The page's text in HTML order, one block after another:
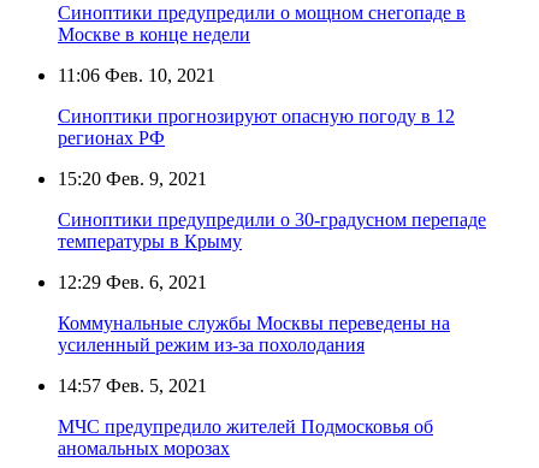
Синоптики предупредили о мощном снегопаде в
Москве в конце недели
11:06 Фев. 10, 2021
Синоптики прогнозируют опасную погоду в 12
регионах РФ
15:20 Фев. 9, 2021
Синоптики предупредили о 30-градусном перепаде
температуры в Крыму
12:29 Фев. 6, 2021
Коммунальные службы Москвы переведены на
усиленный режим из-за похолодания
14:57 Фев. 5, 2021
МЧС предупредило жителей Подмосковья об
аномальных морозах